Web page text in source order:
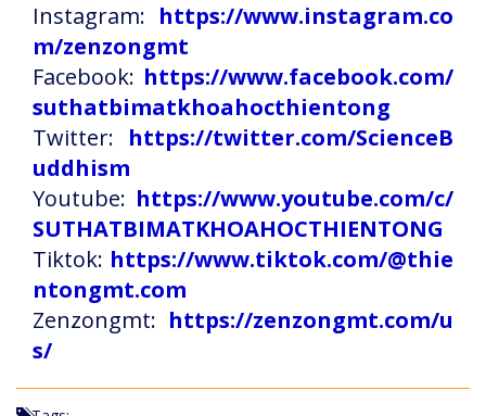
Instagram: https://www.instagram.co
m/zenzongmt
Facebook: https://www.facebook.com/
suthatbimatkhoahocthientong
Twitter: https://twitter.com/ScienceB
uddhism
Youtube: https://www.youtube.com/c/
SUTHATBIMATKHOAHOCTHIENTONG
Tiktok: https://www.tiktok.com/@thie
ntongmt.com
Zenzongmt: https://zenzongmt.com/u
s/